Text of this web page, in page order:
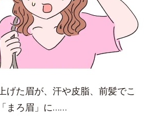
げた眉が、汗や皮脂、前髪でこ
まろ眉」に……